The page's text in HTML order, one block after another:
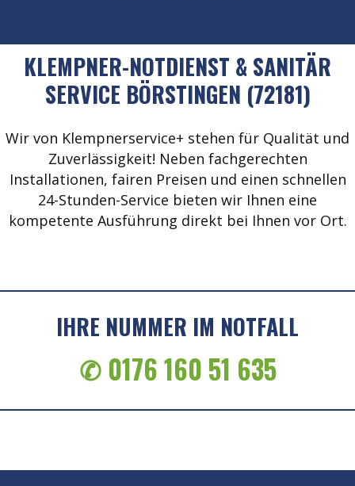
KLEMPNER-NOTDIENST & SANITÄR
SERVICE BÖRSTINGEN (72181)
Wir von Klempnerservice+ stehen für Qualität und
Zuverlässigkeit! Neben fachgerechten
Installationen, fairen Preisen und einen schnellen
24-Stunden-Service bieten wir Ihnen eine
kompetente Ausführung direkt bei Ihnen vor Ort.
IHRE NUMMER IM NOTFALL
✆ 0176 160 51 635